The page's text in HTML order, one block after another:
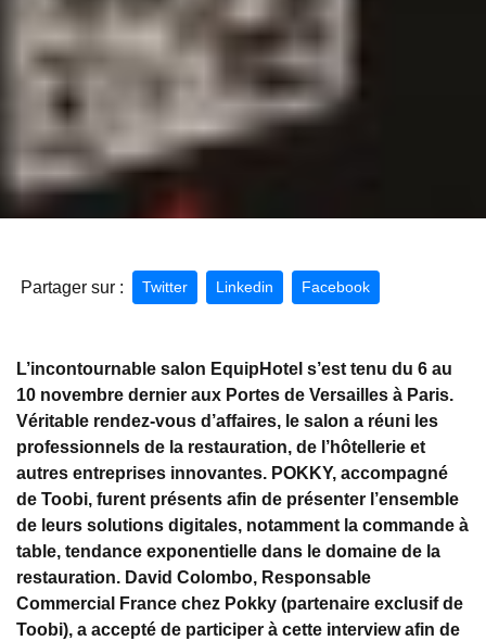
Partager sur : Twitter Linkedin Facebook
L’incontournable salon EquipHotel s’est tenu du 6 au
10 novembre dernier aux Portes de Versailles à Paris.
Véritable rendez-vous d’affaires, le salon a réuni les
professionnels de la restauration, de l’hôtellerie et
autres entreprises innovantes. POKKY, accompagné
de Toobi, furent présents afin de présenter l’ensemble
de leurs solutions digitales, notamment la commande à
table, tendance exponentielle dans le domaine de la
restauration. David Colombo, Responsable
Commercial France chez Pokky (partenaire exclusif de
Toobi), a accepté de participer à cette interview afin de